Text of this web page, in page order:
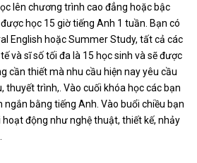
lên chương trình cao đẳng hoặc bậc
học 15 giờ tiếng Anh 1 tuần. Bạn có
English hoặc Summer Study, tất cả các
và sĩ số tối đa là 15 học sinh và sẽ được
cần thiết mà nhu cầu hiện nay yêu cầu
thuyết trình,. Vào cuối khóa học các bạn
bằng tiếng Anh. Vào buổi chiều bạn
động như nghệ thuật, thiết kế, nhảy